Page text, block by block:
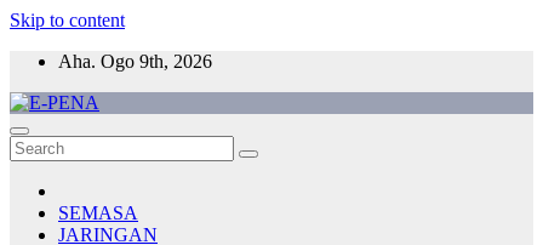
Skip to content
Aha. Ogo 9th, 2026
E-PENA
Berita Digital Terkini
SEMASA
JARINGAN